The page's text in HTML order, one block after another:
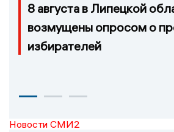
8 августа в Липецкой
возмущены опросом о
избирателей
Новости СМИ2